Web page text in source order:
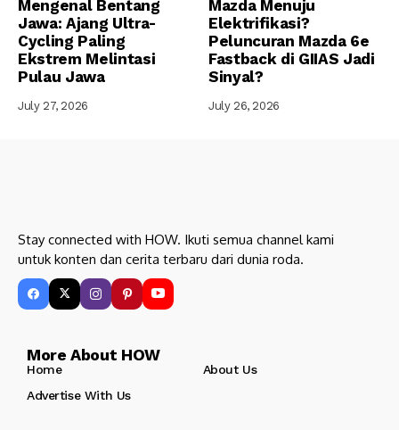
Mengenal Bentang
Jawa: Ajang Ultra-
Cycling Paling
Ekstrem Melintasi
Pulau Jawa
July 27, 2026
Mazda Menuju
Elektrifikasi?
Peluncuran Mazda 6e
Fastback di GIIAS Jadi
Sinyal?
July 26, 2026
Stay connected with HOW. Ikuti semua channel kami
untuk konten dan cerita terbaru dari dunia roda.
More About HOW
Home
About Us
Advertise With Us